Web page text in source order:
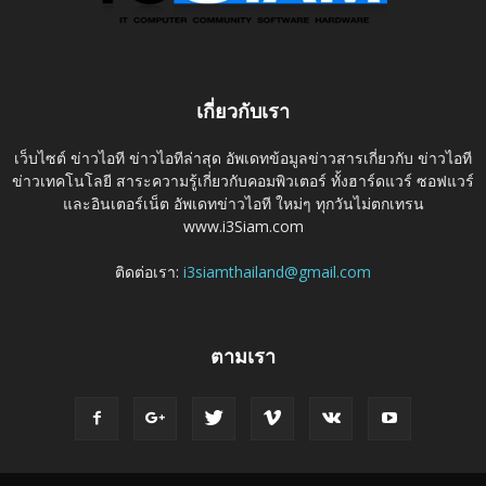
เกี่ยวกับเรา
เว็บไซต์ ข่าวไอที ข่าวไอทีล่าสุด อัพเดทข้อมูลข่าวสารเกี่ยวกับ ข่าวไอที
ข่าวเทคโนโลยี สาระความรู้เกี่ยวกับคอมพิวเตอร์ ทั้งฮาร์ดแวร์ ซอฟแวร์
และอินเตอร์เน็ต อัพเดทข่าวไอที ใหม่ๆ ทุกวันไม่ตกเทรน
www.i3Siam.com
ติดต่อเรา: i3siamthailand@gmail.com
ตามเรา